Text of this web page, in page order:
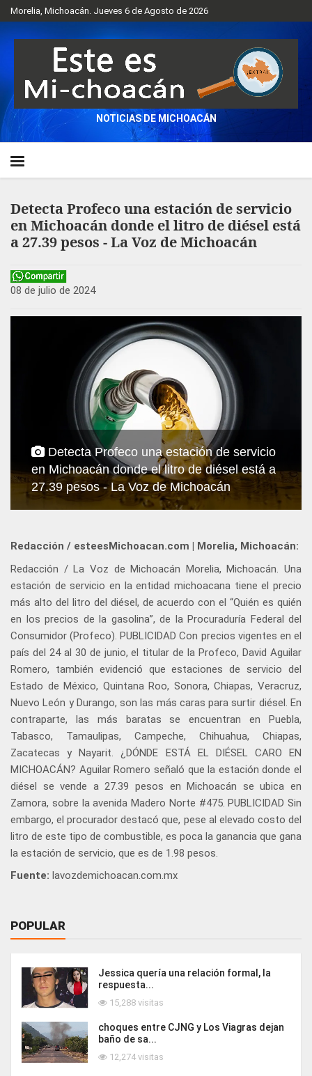
Morelia, Michoacán. Jueves 6 de Agosto de 2026
NOTICIAS DE MICHOACÁN
Detecta Profeco una estación de servicio
en Michoacán donde el litro de diésel está
a 27.39 pesos - La Voz de Michoacán
08 de julio de 2024
Detecta Profeco una estación de servicio
en Michoacán donde el litro de diésel está a
27.39 pesos - La Voz de Michoacán
Redacción / esteesMichoacan.com | Morelia, Michoacán:
Redacción / La Voz de Michoacán Morelia, Michoacán. Una
estación de servicio en la entidad michoacana tiene el precio
más alto del litro del diésel, de acuerdo con el “Quién es quién
en los precios de la gasolina”, de la Procuraduría Federal del
Consumidor (Profeco). PUBLICIDAD Con precios vigentes en el
país del 24 al 30 de junio, el titular de la Profeco, David Aguilar
Romero, también evidenció que estaciones de servicio del
Estado de México, Quintana Roo, Sonora, Chiapas, Veracruz,
Nuevo León y Durango, son las más caras para surtir diésel. En
contraparte, las más baratas se encuentran en Puebla,
Tabasco, Tamaulipas, Campeche, Chihuahua, Chiapas,
Zacatecas y Nayarit. ¿DÓNDE ESTÁ EL DIÉSEL CARO EN
MICHOACÁN? Aguilar Romero señaló que la estación donde el
diésel se vende a 27.39 pesos en Michoacán se ubica en
Zamora, sobre la avenida Madero Norte #475. PUBLICIDAD Sin
embargo, el procurador destacó que, pese al elevado costo del
litro de este tipo de combustible, es poca la ganancia que gana
la estación de servicio, que es de 1.98 pesos.
Fuente: lavozdemichoacan.com.mx
POPULAR
Jessica quería una relación formal, la
respuesta...
15,288 visitas
choques entre CJNG y Los Viagras dejan
baño de sa...
12,274 visitas